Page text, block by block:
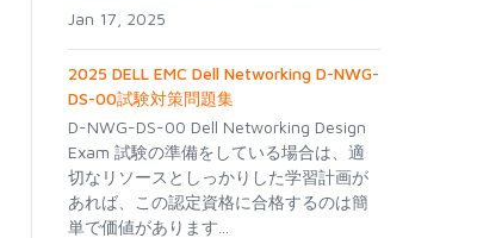
Jan 17, 2025
2025 DELL EMC Dell Networking D-NWG-
DS-00試験対策問題集
D-NWG-DS-00 Dell Networking Design
Exam 試験の準備をしている場合は、適
切なリソースとしっかりした学習計画が
あれば、この認定資格に合格するのは簡
単で価値があります...